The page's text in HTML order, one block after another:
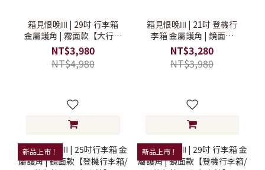
箱見恨晚Ⅲ | 29吋 行李箱
金屬護角 | 霧面款【大行李
箱/硬殼行李箱/可擴充行李
箱】
NT$3,980
NT$4,980
箱見恨晚Ⅲ | 21吋 登機行
李箱 金屬護角 | 鏡面款
【登機行李箱/旅行箱/硬殼
行李箱】
NT$3,280
NT$3,980
新品上市！ 新品上市！